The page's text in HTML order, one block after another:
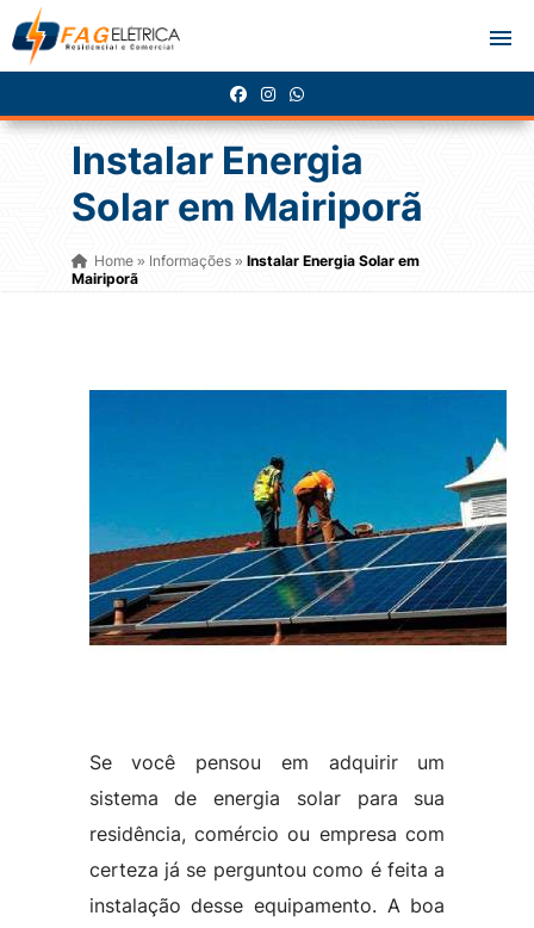
Instalar Energia
Solar em Mairiporã
Home» Informações » Instalar Energia Solar em
Mairiporã
Se você pensou em adquirir um
sistema de energia solar para sua
residência, comércio ou empresa com
certeza já se perguntou como é feita a
instalação desse equipamento. A boa